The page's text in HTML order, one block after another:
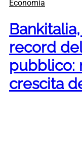
Economia
record
pubblico:
crescita